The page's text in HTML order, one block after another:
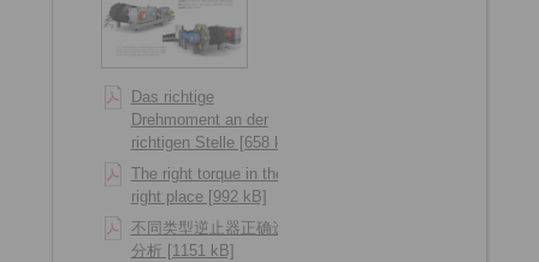
Das richtige
Drehmoment an der
richtigen Stelle [658 kB]
The right torque in the
right place [992 kB]
不同类型逆止器正确选型
分析 [1151 kB]